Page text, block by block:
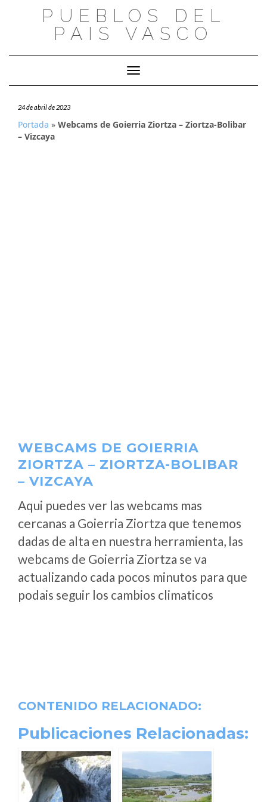
PUEBLOS DEL
PAIS VASCO
Cambiar modo de navegación
24 de abril de 2023
Portada » Webcams de Goierria Ziortza – Ziortza-Bolibar
– Vizcaya
WEBCAMS DE GOIERRIA
ZIORTZA – ZIORTZA-BOLIBAR
– VIZCAYA
Aqui puedes ver las webcams mas
cercanas a Goierria Ziortza que tenemos
dadas de alta en nuestra herramienta, las
webcams de Goierria Ziortza se va
actualizando cada pocos minutos para que
podais seguir los cambios climaticos
CONTENIDO RELACIONADO:
Publicaciones Relacionadas: